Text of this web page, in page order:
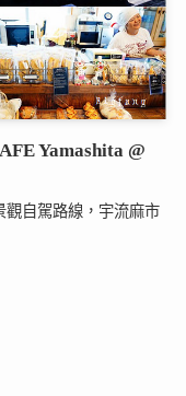
Yamashita @
觀自駕路線，宇流麻市